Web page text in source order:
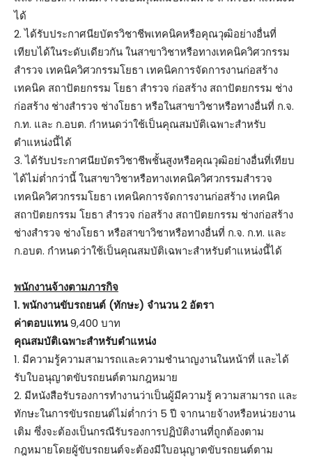
ได้
2. ได้รับประกาศนียบัตรวิชาชีพเทคนิคหรือคุณวุฒิอย่างอื่นที่
เทียบได้ในระดับเดียวกัน ในสาขาวิชาหรือทางเทคนิควิศวกรรม
สำรวจ เทคนิควิศวกรรมโยธา เทคนิคการจัดการงานก่อสร้าง
เทคนิค สถาปัตยกรรม โยธา สำรวจ ก่อสร้าง สถาปัตยกรรม ช่าง
ก่อสร้าง ช่างสำรวจ ช่างโยธา หรือในสาขาวิชาหรือทางอื่นที่ ก.จ.
ก.ท. และ ก.อบต. กำหนดว่าใช้เป็นคุณสมบัติเฉพาะสำหรับ
ตำแหน่งนี้ได้
3. ได้รับประกาศนียบัตรวิชาชีพชั้นสูงหรือคุณวุฒิอย่างอื่นที่เทียบ
ได้ไม่ต่ำกว่านี้ ในสาขาวิชาหรือทางเทคนิควิศวกรรมสำรวจ
เทคนิควิศวกรรมโยธา เทคนิคการจัดการงานก่อสร้าง เทคนิค
สถาปัตยกรรม โยธา สำรวจ ก่อสร้าง สถาปัตยกรรม ช่างก่อสร้าง
ช่างสำรวจ ช่างโยธา หรือสาขาวิชาหรือทางอื่นที่ ก.จ. ก.ท. และ
ก.อบต. กำหนดว่าใช้เป็นคุณสมบัติเฉพาะสำหรับตำแหน่งนี้ได้
พนักงานจ้างตามภารกิจ
1. พนักงานขับรถยนต์ (ทักษะ) จำนวน 2 อัตรา
ค่าตอบแทน9,400 บาท
คุณสมบัติเฉพาะสำหรับตำแหน่ง
1. มีความรู้ความสามารถและความชำนาญงานในหน้าที่ และได้
รับใบอนุญาตขับรถยนต์ตามกฎหมาย
2. มีหนังสือรับรองการทำงานว่าเป็นผู้มีความรู้ ความสามารถ และ
ทักษะในการขับรถยนต์ไม่ต่ำกว่า 5 ปี จากนายจ้างหรือหน่วยงาน
เติม ซึ่งจะต้องเป็นกรณีรับรองการปฏิบัติงานที่ถูกต้องตาม
กฎหมายโดยผู้ขับรถยนต์จะต้องมีใบอนุญาตขับรถยนต์ตาม